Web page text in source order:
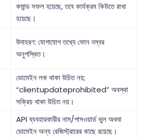
কমান্ড সফল হয়েছে, তবে কার্যক্রম কিউতে রাখা
হয়েছে।
উদাহরণ: যোগাযোগ তথ্যে ফোন নম্বর
অনুপস্থিত।
ডোমেইন লক থাকা উচিত নয়;
“clientupdateprohibited” অবস্থা
সক্রিয় থাকা উচিত নয়।
API ব্যবহারকারীর নাম/পাসওয়ার্ড ভুল অথবা
ডোমেইন অন্য রেজিস্ট্রারের কাছে রয়েছে।